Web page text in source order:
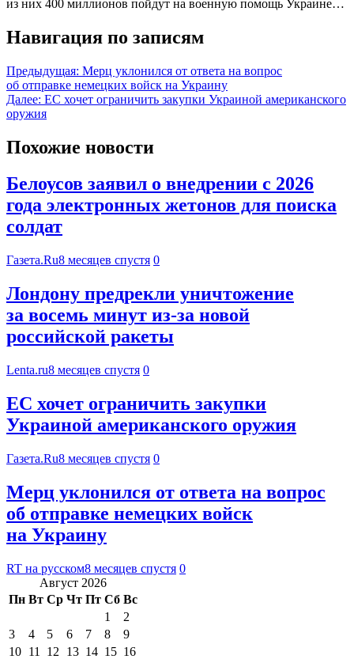
из них 400 миллионов пойдут на военную помощь Украине…
Навигация по записям
Предыдущая: Мерц уклонился от ответа на вопрос
об отправке немецких войск на Украину
Далее: ЕС хочет ограничить закупки Украиной американского
оружия
Похожие новости
Белоусов заявил о внедрении с 2026
года электронных жетонов для поиска
солдат
Газета.Ru8 месяцев спустя 0
Лондону предрекли уничтожение
за восемь минут из-за новой
российской ракеты
Lenta.ru8 месяцев спустя 0
ЕС хочет ограничить закупки
Украиной американского оружия
Газета.Ru8 месяцев спустя 0
Мерц уклонился от ответа на вопрос
об отправке немецких войск
на Украину
RT на русском8 месяцев спустя 0
Август 2026
Пн Вт Ср Чт Пт Сб Вс
1
2
3
4 5 6 7 8
9
10 11 12 13 14 15 16